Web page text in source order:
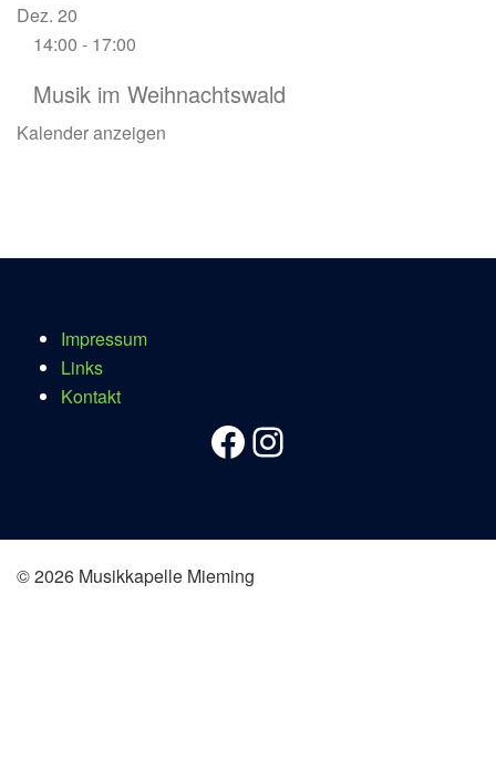
Dez. 20
14:00 - 17:00
Musik im Weihnachtswald
Kalender anzeigen
Impressum
Links
Kontakt
Facebook
Instagram
© 2026 Musikkapelle Mieming